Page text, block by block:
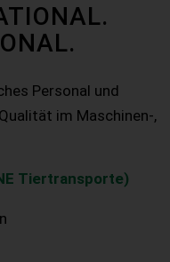
Personal und
im Maschinen-,
Tiertransporte)